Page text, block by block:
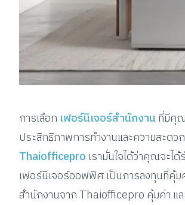
การเลือก เฟอร์นิเจอร์สำนักงาน ที่มีคุ
ประสิทธิภาพการทำงานและความสะ
Thaiofficepro เรามั่นใจได้ว่าคุณจะ
เฟอร์นิเจอร์ออฟฟิศ เป็นการลงทุนที่คุ้
สำนักงานจาก Thaiofficepro คุ้มค่า แ